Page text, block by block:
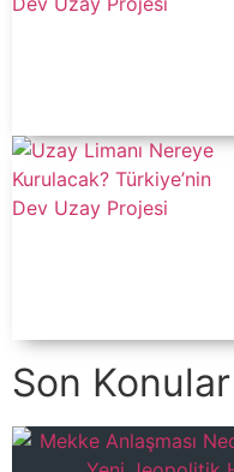
Son Konular